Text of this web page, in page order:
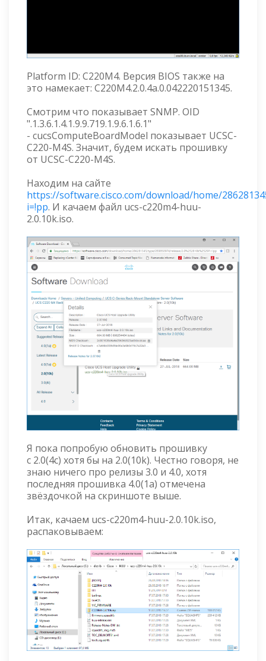
Platform ID: C220M4. Версия BIOS также на
это намекает: C220M4.2.0.4a.0.042220151345.
Смотрим что показывает SNMP. OID
".1.3.6.1.4.1.9.9.719.1.9.6.1.6.1"
- cucsComputeBoardModel показывает UCSC-
C220-M4S. Значит, будем искать прошивку
от UCSC-C220-M4S.
Находим на сайте
https://software.cisco.com/download/home/
i=!pp. И качаем файл ucs-c220m4-huu-
2.0.10k.iso.
Я пока попробую обновить прошивку
с 2.0(4c) хотя бы на 2.0(10k). Честно говоря, не
знаю ничего про релизы 3.0 и 4.0, хотя
последняя прошивка 4.0(1a) отмечена
звёздочкой на скриншоте выше.
Итак, качаем ucs-c220m4-huu-2.0.10k.iso,
распаковываем: